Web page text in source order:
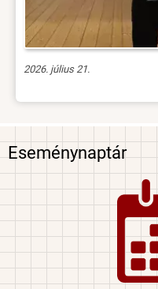
2026. július 21.
Eseménynaptár
Image